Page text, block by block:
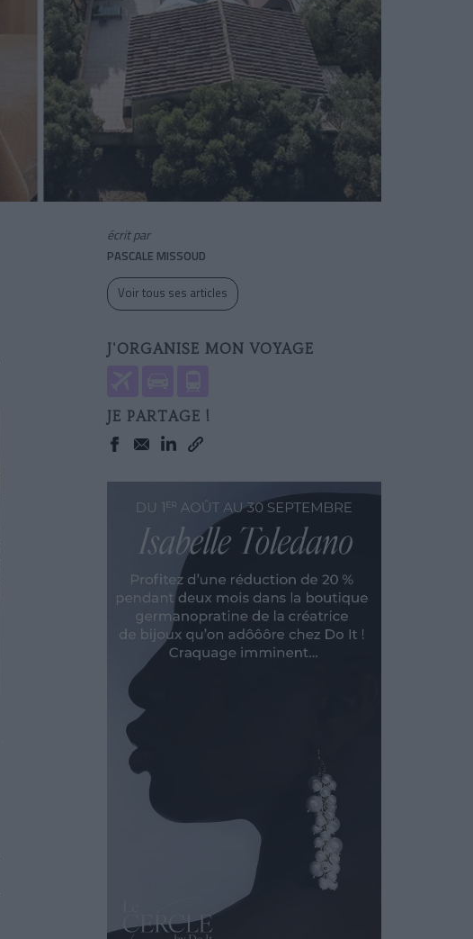
écrit par
PASCALE MISSOUD
Voir tous ses articles
J'ORGANISE MON VOYAGE
JE PARTAGE !